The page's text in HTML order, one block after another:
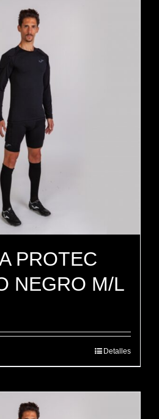
PROTEC
NEGRO M/L
Detalles